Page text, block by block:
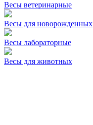
Весы ветеринарные
Весы для новорожденных
Весы лабораторные
Весы для животных